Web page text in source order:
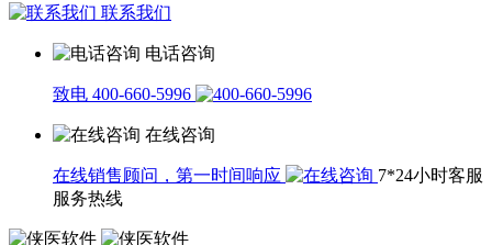
联系我们
电话咨询
致电 400-660-5996
在线咨询
在线销售顾问，第一时间响应
7*24小时客服
服务热线